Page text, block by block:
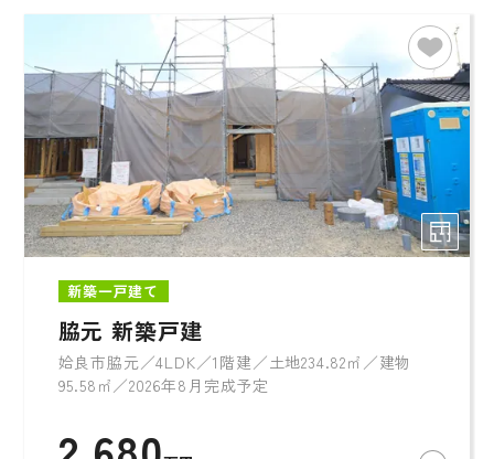
新築一戸建て
脇元 新築戸建
姶良市脇元／4LDK／1階建／土地234.82㎡／建物
95.58㎡／2026年8月完成予定